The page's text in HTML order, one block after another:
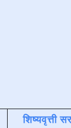
शिष्यवृत्ती